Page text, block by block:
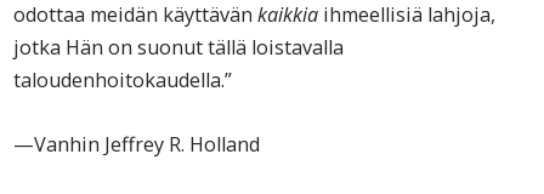
odottaa meidän käyttävänkaikkia ihmeellisiä lahjoja,
jotka Hän on suonut tällä loistavalla
taloudenhoitokaudella.”
—Vanhin Jeffrey R. Holland